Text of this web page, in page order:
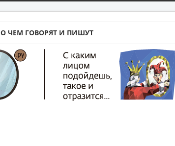
О ЧЕМ ГОВОРЯТ И ПИШУТ